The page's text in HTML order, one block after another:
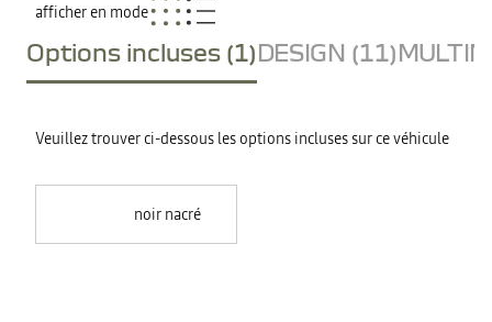
afficher en mode
Options incluses (1)DESIGN (11)
Veuillez trouver ci-dessous les options incluses sur ce véhicule
noir nacré